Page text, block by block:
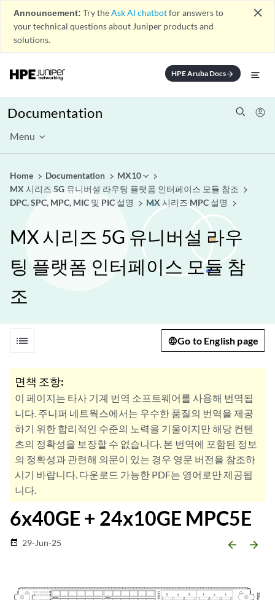
Announcement: Try theAsk AI chatbotfor answers to
your technical questions about Juniper products and
solutions.
close
HPE Aruba Docsarrow_forward
Documentation
Menu
Home Documentation
MX10
MX 시리즈 5G 유니버설 라우팅 플랫폼 인터페이스 모듈 참조
DPC, SPC, MPC, MIC 및 PIC 설명
MX 시리즈 MPC 설명
MX 시리즈 5G 유니버설 라우
팅 플랫폼 인터페이스 모듈 참
조
list Go to English page
면책 조항:
이 페이지는 타사 기계 번역 소프트웨어를 사용해 번역됩
니다. 주니퍼 네트웍스에서는 우수한 품질의 번역을 제공
하기 위한 합리적인 수준의 노력을 기울이지만 해당 컨텐
츠의 정확성을 보장할 수 없습니다. 본 번역에 포함된 정보
의 정확성과 관련해 의문이 있는 경우 영문 버전을 참조하
시기 바랍니다. 다운로드 가능한 PDF는 영어로만 제공됩
니다.
6x40GE + 24x10GE MPC5E
date_range 29-Jun-25 arrow_backward arrow_forward